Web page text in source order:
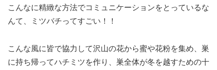
こんなに精緻な方法でコミュニケーションをとっているな
んて、ミツバチってすごい！！
こんな風に皆で協力して沢山の花から蜜や花粉を集め、巣
に持ち帰ってハチミツを作り、巣全体が冬を越すための十